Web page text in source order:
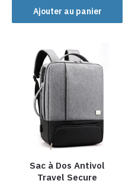
Ajouter au panier
Sac à Dos Antivol
Travel Secure